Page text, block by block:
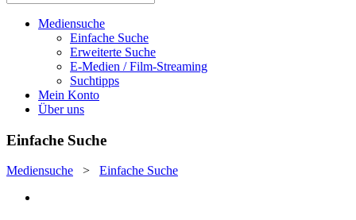
Mediensuche
Einfache Suche
Erweiterte Suche
E-Medien / Film-Streaming
Suchtipps
Mein Konto
Über uns
Einfache Suche
Mediensuche > Einfache Suche